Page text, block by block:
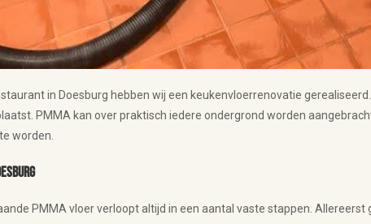
in Doesburg hebben wij een keukenvloerrenovatie
PMMA kan over praktisch iedere ondergrond worden
worden.
PMMA vloer verloopt altijd in een aantal vaste stappen. Allereerst